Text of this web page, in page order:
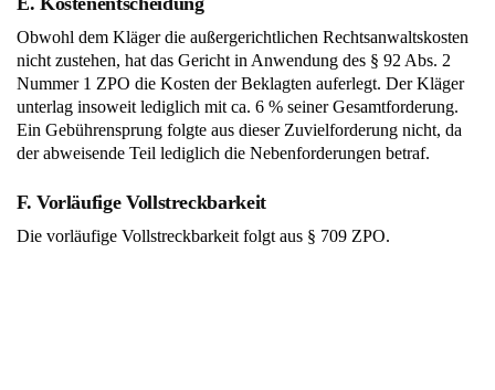
Obwohl dem Kläger die außergerichtlichen Rechtsanwaltskosten
nicht zustehen, hat das Gericht in Anwendung des § 92 Abs. 2
Nummer 1 ZPO die Kosten der Beklagten auferlegt. Der Kläger
unterlag insoweit lediglich mit ca. 6 % seiner Gesamtforderung.
Ein Gebührensprung folgte aus dieser Zuvielforderung nicht, da
der abweisende Teil lediglich die Nebenforderungen betraf.
F. Vorläufige Vollstreckbarkeit
Die vorläufige Vollstreckbarkeit folgt aus § 709 ZPO.